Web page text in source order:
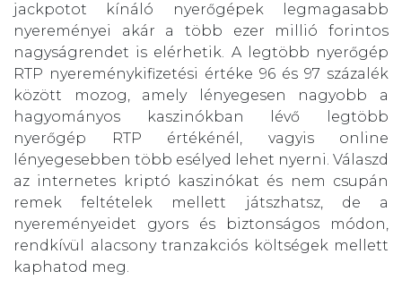
jackpotot kínáló nyerőgépek legmagasabb
nyereményei akár a több ezer millió forintos
nagyságrendet is elérhetik. A legtöbb nyerőgép
RTP nyereménykifizetési értéke 96 és 97 százalék
között mozog, amely lényegesen nagyobb a
hagyományos kaszinókban lévő legtöbb
nyerőgép RTP értékénél, vagyis online
lényegesebben több esélyed lehet nyerni. Válaszd
az internetes kriptó kaszinókat és nem csupán
remek feltételek mellett játszhatsz, de a
nyereményeidet gyors és biztonságos módon,
rendkívül alacsony tranzakciós költségek mellett
kaphatod meg.